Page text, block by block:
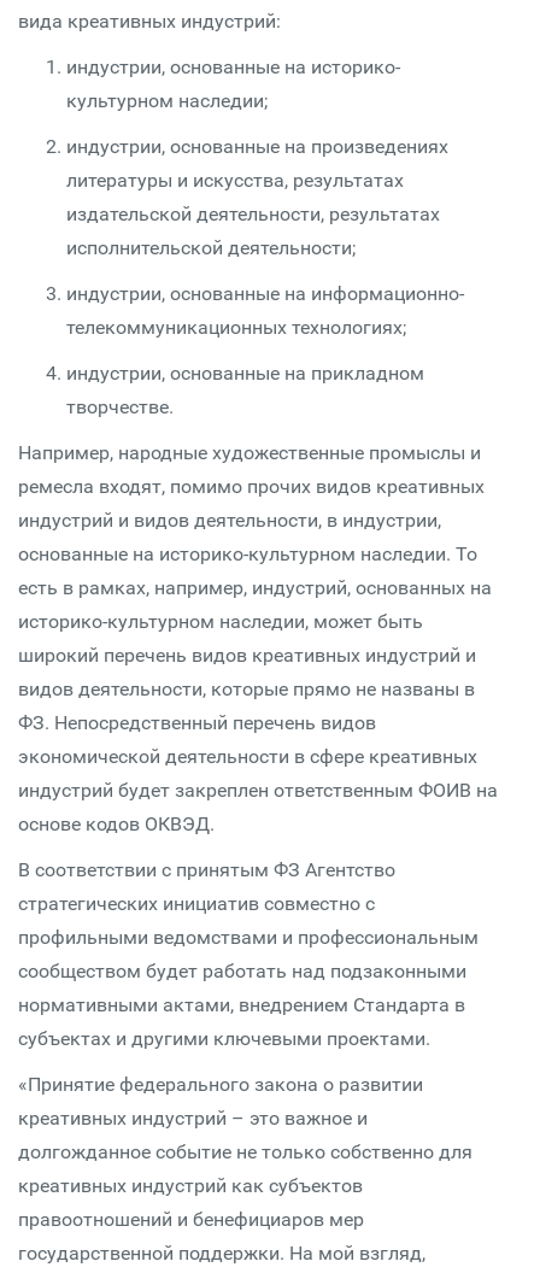
вида креативных индустрий:
индустрии, основанные на историко-
культурном наследии;
индустрии, основанные на произведениях
литературы и искусства, результатах
издательской деятельности, результатах
исполнительской деятельности;
индустрии, основанные на информационно-
телекоммуникационных технологиях;
индустрии, основанные на прикладном
творчестве.
Например, народные художественные промыслы и
ремесла входят, помимо прочих видов креативных
индустрий и видов деятельности, в индустрии,
основанные на историко-культурном наследии. То
есть в рамках, например, индустрий, основанных на
историко-культурном наследии, может быть
широкий перечень видов креативных индустрий и
видов деятельности, которые прямо не названы в
ФЗ. Непосредственный перечень видов
экономической деятельности в сфере креативных
индустрий будет закреплен ответственным ФОИВ на
основе кодов ОКВЭД.
В соответствии с принятым ФЗ Агентство
стратегических инициатив совместно с
профильными ведомствами и профессиональным
сообществом будет работать над подзаконными
нормативными актами, внедрением Стандарта в
субъектах и другими ключевыми проектами.
«Принятие федерального закона о развитии
креативных индустрий – это важное и
долгожданное событие не только собственно для
креативных индустрий как субъектов
правоотношений и бенефициаров мер
государственной поддержки. На мой взгляд,